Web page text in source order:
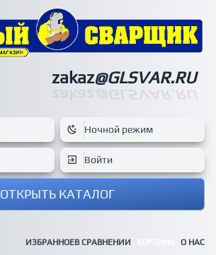
zakaz@GLSVAR.RU
Ночной режим
Войти
ОТКРЫТЬ КАТАЛОГ
ИЗБРАННОЕВ СРАВНЕНИИ О НАС